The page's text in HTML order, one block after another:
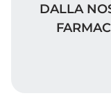
DALLA